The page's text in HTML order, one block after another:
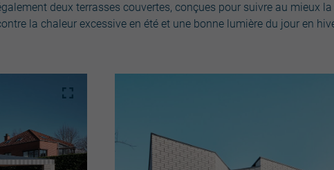
deux terrasses couvertes, conçues pour suivre au mieux
la chaleur excessive en été et une bonne lumière du jour en